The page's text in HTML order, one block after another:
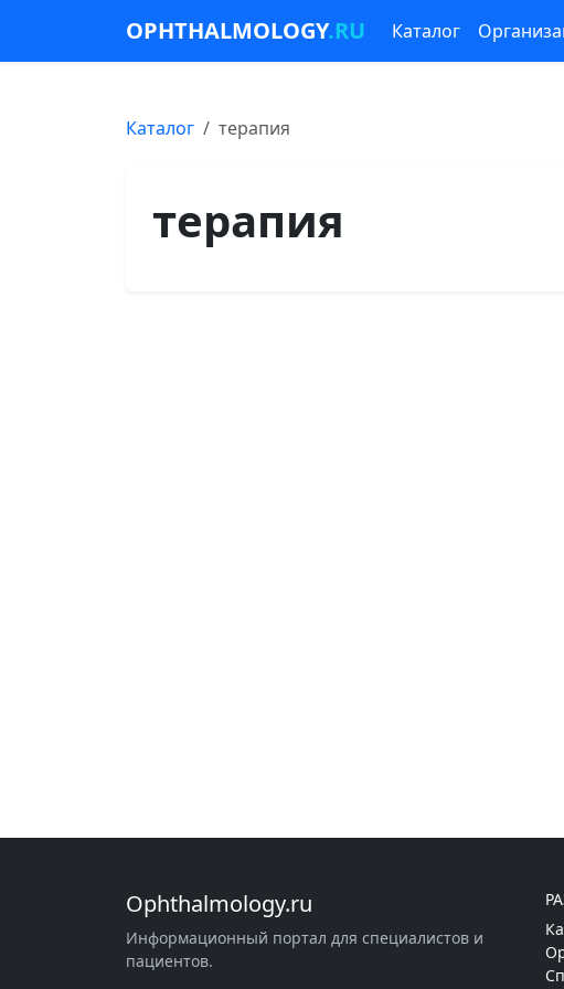
OPHTHALMOLOGY.RU Каталог
Каталог терапия
терапия
Ophthalmology.ru
Информационный портал для специалистов и
пациентов.